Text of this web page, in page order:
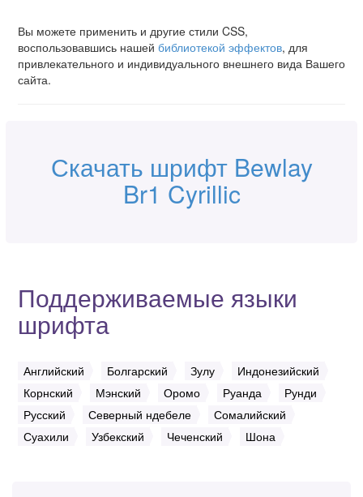
Вы можете применить и другие стили CSS,
воспользовавшись нашей библиотекой эффектов, для
привлекательного и индивидуального внешнего вида Вашего
сайта.
Скачать шрифт Bewlay
Br1 Cyrillic
Поддерживаемые языки
шрифта
Английский Болгарский Зулу
Индонезийский
Корнский
Мэнский Оромо Руанда
Рунди
Русский
Северный ндебеле
Сомалийский
Суахили
Узбекский Чеченский Шона